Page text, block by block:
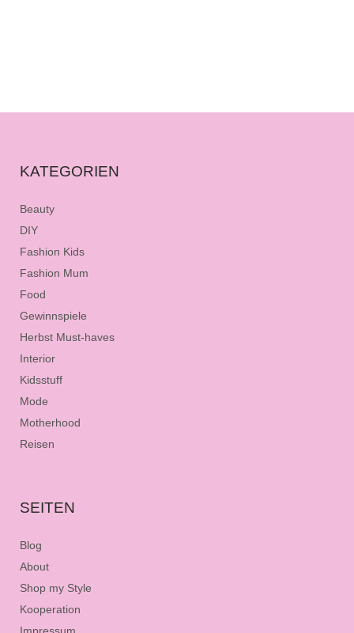
KATEGORIEN
Beauty
DIY
Fashion Kids
Fashion Mum
Food
Gewinnspiele
Herbst Must-haves
Interior
Kidsstuff
Mode
Motherhood
Reisen
SEITEN
Blog
About
Shop my Style
Kooperation